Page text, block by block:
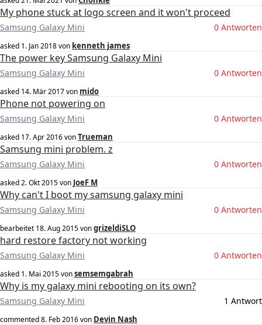
My phone stuck at logo screen and it won't proceed
Samsung Galaxy Mini 0 Antworten
asked 1. Jan 2018von kenneth james
The power key Samsung Galaxy Mini
Samsung Galaxy Mini 0 Antworten
asked 14. Mär 2017von mido
Phone not powering on
Samsung Galaxy Mini 0 Antworten
asked 17. Apr 2016vonTrueman
Samsung mini problem. z
Samsung Galaxy Mini 0 Antworten
asked2. Okt 2015von JoeF M
Why can't I boot my samsung galaxy mini
Samsung Galaxy Mini 0 Antworten
bearbeitet 18. Aug 2015vongrizeldiSLO
hard restore factory not working
Samsung Galaxy Mini 0 Antworten
asked 1. Mai 2015vonsemsemgabrah
Why is my galaxy mini rebooting on its own?
Samsung Galaxy Mini 1 Antwort
commented8. Feb 2016von Devin Nash